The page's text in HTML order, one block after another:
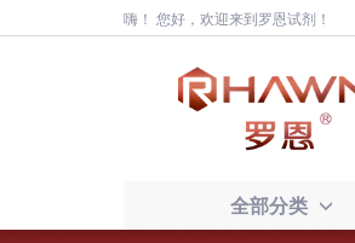
嗨！ 您好，欢迎来到罗恩试剂！
全部分类